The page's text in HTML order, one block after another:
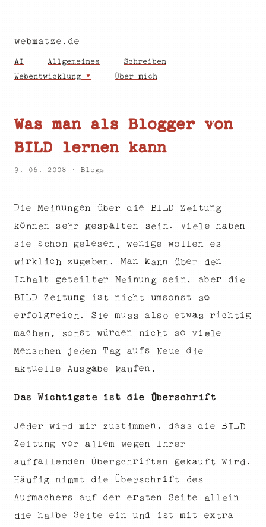
webmatze.de
AI Allgemeines Schreiben
Webentwicklung Über mich
Was man als Blogger von
BILD lernen kann
9. 06. 2008 · Blogs
D i e Me inungen über d ie BI LD Z ei tung
kö nn en s ehr ge spal ten se i n . V i e l e ha ben
s i e s cho n ge l e s en , wen i ge wo l l en es
wi rk l ic h zuge ben . Man k ann ü ber den
I n hal t ge te i l t er Me i nun g se i n , ab er di e
BI LD Z e i tung i s t n i ch t umson s t so
e rfo l gre i c h . S ie mu s s a l s o etwa s r i c h ti g
mac hen , so ns t würden ni c ht so v i ele
Men s c hen j e den T ag au fs Neue d ie
ak tue l l e Au s gabe kaufen .
Das W icht igst e i st die Überschr ift
J e der w i rd mi r zu s t immen , das s d i e B ILD
Z e i tu ng vor a l l em we gen I hrer
auf fal le nden Ü ber sc hr i ften gekau f t w i r d .
Häuf ig n i mmt d i e Ü be rsc hr i ft de s
Au fmac her s auf der er s ten Se i te al l ei n
d ie h al be Se i te e i n u nd i st mi t ex tra